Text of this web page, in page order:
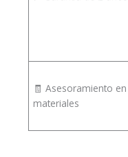
🧾 Asesoramiento en
materiales